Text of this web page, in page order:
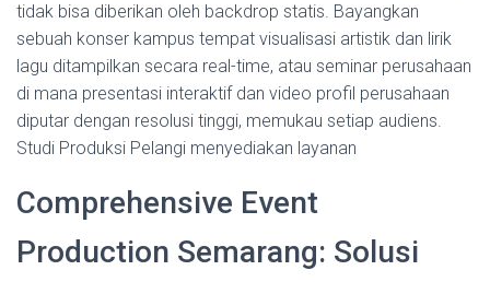
tidak bisa diberikan oleh backdrop statis. Bayangkan
sebuah konser kampus tempat visualisasi artistik dan lirik
lagu ditampilkan secara real-time, atau seminar perusahaan
di mana presentasi interaktif dan video profil perusahaan
diputar dengan resolusi tinggi, memukau setiap audiens.
Studi Produksi Pelangi menyediakan layanan
Comprehensive Event
Production Semarang: Solusi